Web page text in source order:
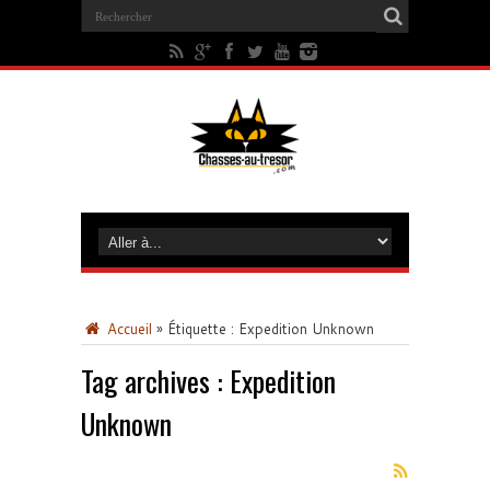
Accueil » Étiquette : Expedition Unknown
Tag archives : Expedition
Unknown